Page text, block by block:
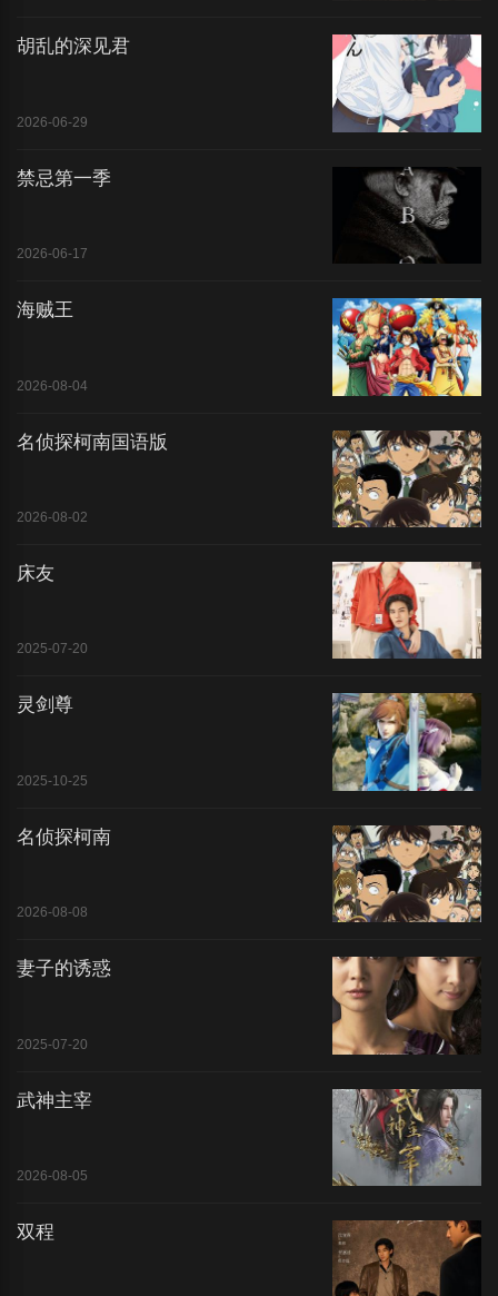
胡乱的深见君
2026-06-29
禁忌第一季
2026-06-17
海贼王
2026-08-04
名侦探柯南国语版
2026-08-02
床友
2025-07-20
灵剑尊
2025-10-25
名侦探柯南
2026-08-08
妻子的诱惑
2025-07-20
武神主宰
2026-08-05
双程